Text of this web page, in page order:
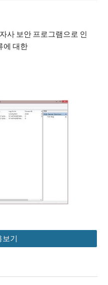
사 보안 프로그램으로 인
에 대한
보기